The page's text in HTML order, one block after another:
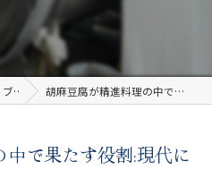
ブログ 胡麻豆腐が精進料理の中で果たす役割:現代に息づく伝統の味
で果たす役割:現代に